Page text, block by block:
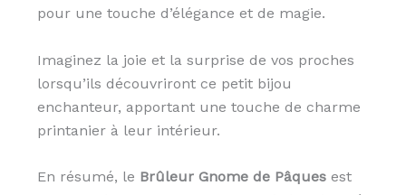
pour une touche d’élégance et de magie.
Imaginez la joie et la surprise de vos proches
lorsqu’ils découvriront ce petit bijou
enchanteur, apportant une touche de charme
printanier à leur intérieur.
En résumé, le Brûleur Gnome de Pâquesest